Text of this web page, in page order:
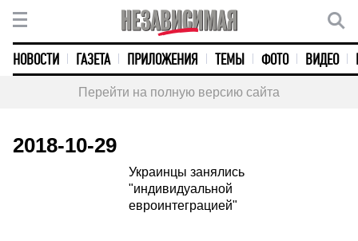
НОВОСТИ ГАЗЕТА ПРИЛОЖЕНИЯ ТЕМЫ ФОТО ВИДЕО
Перейти на полную версию сайта
2018-10-29
Украинцы занялись
"индивидуальной
евроинтеграцией"